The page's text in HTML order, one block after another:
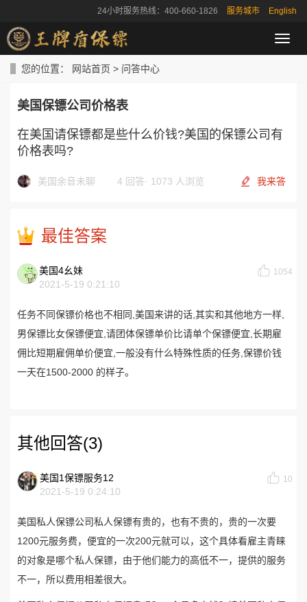
24小时服务热线：400-660-1826 服务城市 English
导
航
您的位置： 网站首页 > 问答中心
美国保镖公司价格表
在美国请保镖都是些什么价钱?美国的保镖公司有
价格表吗?
美国余音未聊 4 回答· 1073 人浏览 我来答
最佳答案
美国4幺妹
2021-5-19 0:21:10
1054
任务不同保镖价格也不相同,美国来讲的话,其实和其他地方一样,
男保镖比女保镖便宜,请团体保镖单价比请单个保镖便宜,长期雇
佣比短期雇佣单价便宜,一般没有什么特殊性质的任务,保镖价钱
一天在1500-2000 的样子。
其他回答(3)
美国1保镖服务12
2021-5-19 0:24:10
10
美国私人保镖公司私人保镖有贵的，也有不贵的，贵的一次要
1200元服务费，便宜的一次200元就可以，这个具体看雇主青睐
的对象是哪个私人保镖，由于他们能力的高低不一，提供的服务
不一，所以费用相差很大。